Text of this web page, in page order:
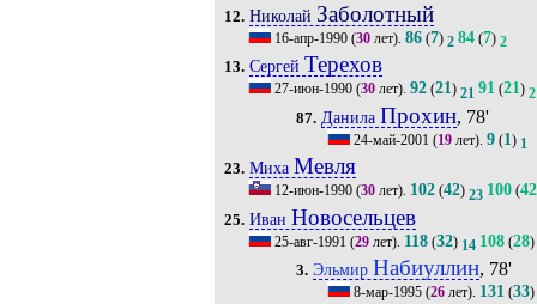
12. Николай Заболотный
16-апр-1990(30лет). 86(7) 2 84(7) 2
13. Сергей Терехов
27-июн-1990(30лет). 92(21) 21 91(21)
87. Данила Прохин, 78'
24-май-2001 (19 лет).9 (1) 1
23. Миха Мевля
12-июн-1990(30лет). 102(42) 23 100(42
25. Иван Новосельцев
25-авг-1991 (29лет). 118(32) 14 108(28)
3. Эльмир Набиуллин, 78'
8-мар-1995 (26 лет). 131 (33)